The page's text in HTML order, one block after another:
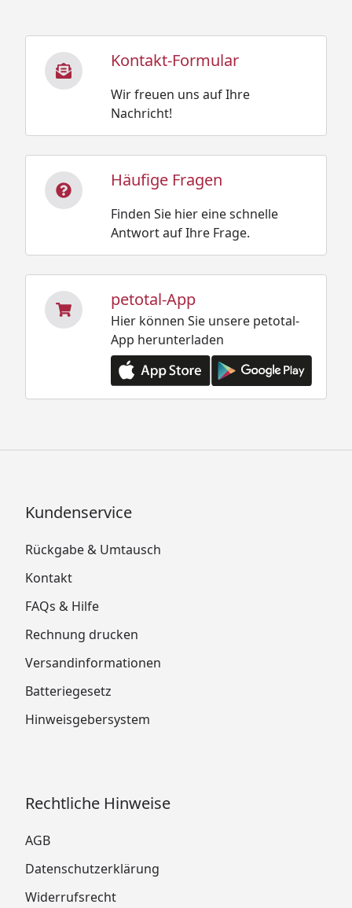
Kontakt-Formular
Wir freuen uns auf Ihre
Nachricht!
Häufige Fragen
Finden Sie hier eine schnelle
Antwort auf Ihre Frage.
petotal-App
Hier können Sie unsere petotal-
App herunterladen
Kundenservice
Rückgabe & Umtausch
Kontakt
FAQs & Hilfe
Rechnung drucken
Versandinformationen
Batteriegesetz
Hinweisgebersystem
Rechtliche Hinweise
AGB
Datenschutzerklärung
Widerrufsrecht